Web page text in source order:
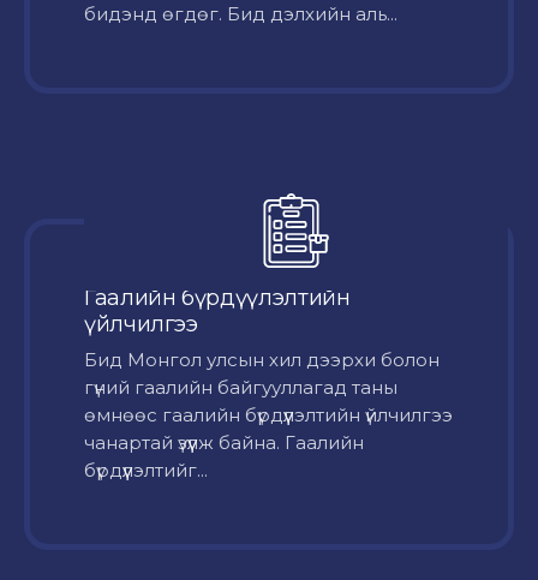
бидэнд өгдөг. Бид дэлхийн аль...
Гаалийн бүрдүүлэлтийн
үйлчилгээ
Бид Монгол улсын хил дээрхи болон
гүний гаалийн байгууллагад таны
өмнөөс гаалийн бүрдүүлэлтийн үйлчилгээ
чанартай үзүүлж байна. Гаалийн
бүрдүүлэлтийг...